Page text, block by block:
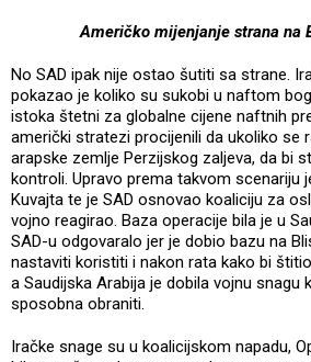
Američko mijenjanje strana na
No SAD ipak nije ostao šutiti sa strane.
pokazao je koliko su sukobi u naftom
istoka štetni za globalne cijene naftnih
američki stratezi procijenili da ukoliko se
arapske zemlje Perzijskog zaljeva, da bi
kontroli. Upravo prema takvom scenariju
Kuvajta te je SAD osnovao koaliciju za
vojno reagirao. Baza operacije bila je u
SAD-u odgovaralo jer je dobio bazu na
nastaviti koristiti i nakon rata kako bi
a Saudijska Arabija je dobila vojnu snagu
sposobna obraniti.
Iračke snage su u koalicijskom napadu,